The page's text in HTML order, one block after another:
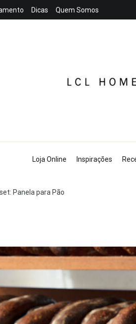
Dicas Quem Somos
Loja Online Inspirações
Panela para Pão